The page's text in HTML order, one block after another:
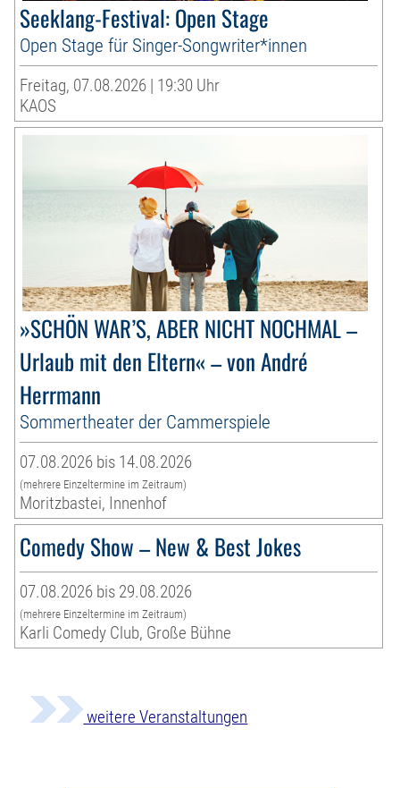
Seeklang-Festival: Open Stage
Open Stage für Singer-Songwriter*innen
Freitag, 07.08.2026 | 19:30 Uhr
KAOS
»SCHÖN WAR’S, ABER NICHT NOCHMAL –
Urlaub mit den Eltern« – von André
Herrmann
Sommertheater der Cammerspiele
07.08.2026 bis 14.08.2026
(mehrere Einzeltermine im Zeitraum)
Moritzbastei, Innenhof
Comedy Show – New & Best Jokes
07.08.2026 bis 29.08.2026
(mehrere Einzeltermine im Zeitraum)
Karli Comedy Club, Große Bühne
weitere Veranstaltungen